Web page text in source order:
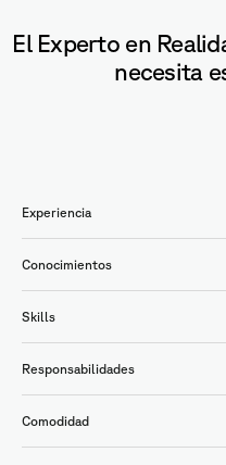
El Experto en
necesita
Experiencia
Conocimientos
Skills
Responsabilidades
Comodidad